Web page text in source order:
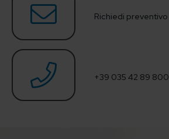
Richiedi preventivo
+39 035 42 89 800